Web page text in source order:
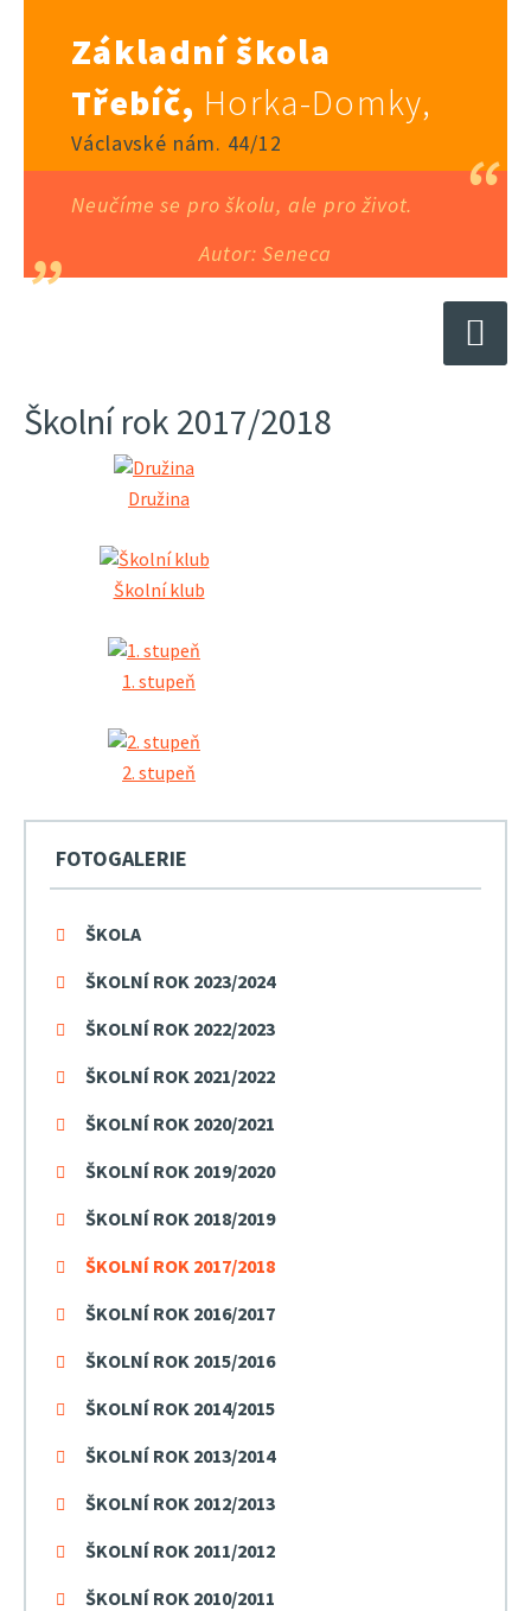
Základní škola
Třebíč, Horka-Domky,
Václavské nám. 44/12
Neučíme se pro školu, ale pro život.
Autor: Seneca
Školní rok 2017/2018
Družina
Školní klub
1. stupeň
2. stupeň
FOTOGALERIE
ŠKOLA
ŠKOLNÍ ROK 2023/2024
ŠKOLNÍ ROK 2022/2023
ŠKOLNÍ ROK 2021/2022
ŠKOLNÍ ROK 2020/2021
ŠKOLNÍ ROK 2019/2020
ŠKOLNÍ ROK 2018/2019
ŠKOLNÍ ROK 2017/2018
ŠKOLNÍ ROK 2016/2017
ŠKOLNÍ ROK 2015/2016
ŠKOLNÍ ROK 2014/2015
ŠKOLNÍ ROK 2013/2014
ŠKOLNÍ ROK 2012/2013
ŠKOLNÍ ROK 2011/2012
ŠKOLNÍ ROK 2010/2011